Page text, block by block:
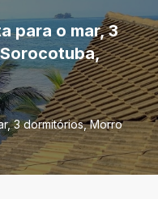
para o mar, 3
3 dormitórios, Morro